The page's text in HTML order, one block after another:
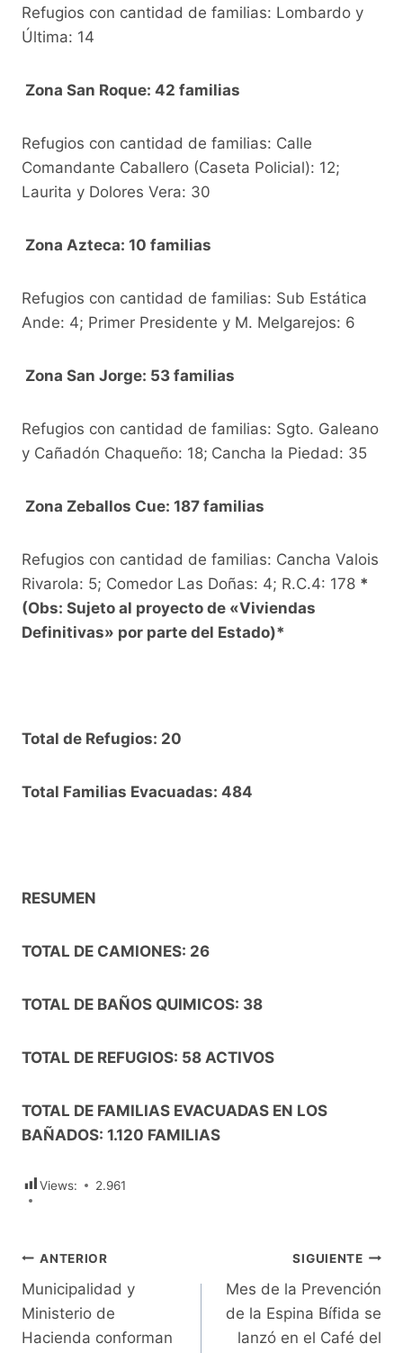
Refugios con cantidad de familias: Lombardo y
Última: 14
Zona San Roque: 42 familias
Refugios con cantidad de familias: Calle
Comandante Caballero (Caseta Policial): 12;
Laurita y Dolores Vera: 30
Zona Azteca: 10 familias
Refugios con cantidad de familias: Sub Estática
Ande: 4; Primer Presidente y M. Melgarejos: 6
Zona San Jorge: 53 familias
Refugios con cantidad de familias: Sgto. Galeano
y Cañadón Chaqueño: 18; Cancha la Piedad: 35
Zona Zeballos Cue: 187 familias
Refugios con cantidad de familias: Cancha Valois
Rivarola: 5; Comedor Las Doñas: 4; R.C.4: 178 *
(Obs: Sujeto al proyecto de «Viviendas
Definitivas» por parte del Estado)*
Total de Refugios: 20
Total Familias Evacuadas: 484
RESUMEN
TOTAL DE CAMIONES: 26
TOTAL DE BAÑOS QUIMICOS: 38
TOTAL DE REFUGIOS: 58 ACTIVOS
TOTAL DE FAMILIAS EVACUADAS EN LOS
BAÑADOS: 1.120 FAMILIAS
Views: 2.961
Navegación
de
entradas
ANTERIOR
Municipalidad y
Ministerio de
Hacienda conforman
SIGUIENTE
Mes de la Prevención
de la Espina Bífida se
lanzó en el Café del